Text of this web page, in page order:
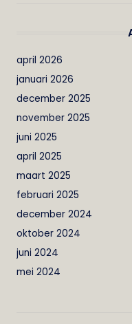
april 2026
januari 2026
december 2025
november 2025
juni 2025
april 2025
maart 2025
februari 2025
december 2024
oktober 2024
juni 2024
mei 2024